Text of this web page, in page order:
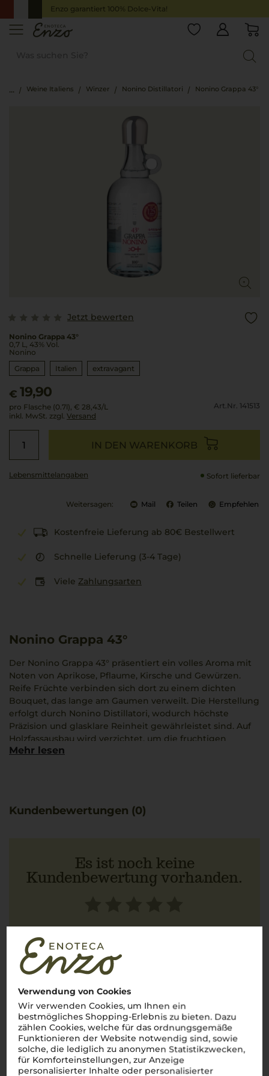
Verwendung von Cookies
Wir verwenden Cookies, um Ihnen ein
bestmögliches Shopping-Erlebnis zu bieten. Dazu
zählen Cookies, welche für das ordnungsgemäße
Funktionieren der Website notwendig sind, sowie
solche, die lediglich zu anonymen Statistikzwecken,
für Komforteinstellungen, zur Anzeige
personalisierter Inhalte oder personalisierter
Enzo garantiert 100% Dolce-Vita!
Weine Italiens Winzer Nonino Distillatori Nonino Grappa 43°
Jetzt bewerten
Nonino Grappa 43°
0,7 L, 43% Vol.
Nonino
Grappa
Italien extravagant
€ 19,90
pro Flasche (0.7l), € 28,43/L
inkl. MwSt. zzgl. Versand
Art.Nr. 141513
IN DEN WARENKORB
Lebensmittel­angaben Sofort lieferbar
Weitersagen: Mail Teilen Empfehlen
Kostenfreie Lieferung ab 80€ Bestellwert
Schnelle Lieferung (3-4 Tage)
Viele Zahlungsarten
Nonino Grappa 43°
Der Nonino Grappa 43° präsentiert ein volles Aroma mit
Noten von Aprikose, Pflaume, Kirsche und Gewürzen.
Reife Früchte verbinden sich dort zu einem dichten
Bouquet, das lange am Gaumen verweilt. Die Herstellung
erfolgt durch Nonino Distillatori, wodurch höchste
Präzision und glasklare Reinheit gewährleistet sind. Auf
Holzfassausbau wird verzichtet, um die fruchtigen
Akzente zu bewahren. Dieser Grappa ist passend zu
Mehr lesen
Kundenbewertungen (0)
Es ist noch keine
Kundenbewertung vorhanden.
JETZT BEWERTEN
Steckbrief